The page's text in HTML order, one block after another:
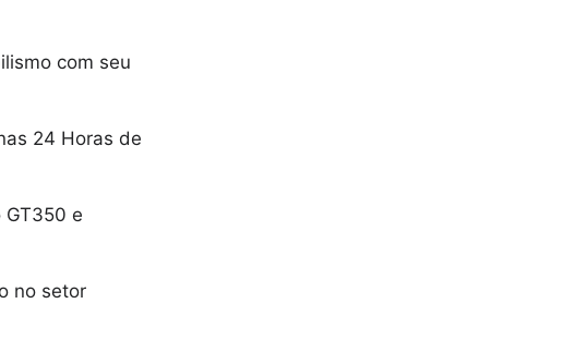
com seu
24 Horas de
e
no setor